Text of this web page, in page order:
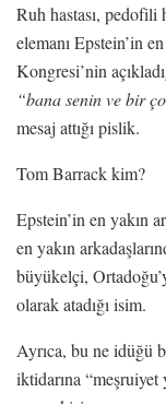
Ruh hastası, pedofili
elemanı Epstein’in
Kongresi’nin
“bana senin ve bir
mesaj attığı pislik.
Tom Barrack kim?
Epstein’in en yakın
en yakın
büyükelçi,
olarak atadığı isim.
Ayrıca, bu ne idüğü
iktidarına “meşruiyet